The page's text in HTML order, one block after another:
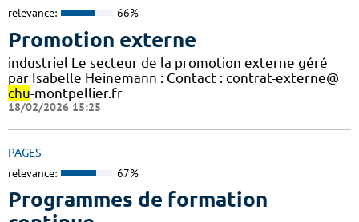
relevance: 66%
Promotion externe
industriel Le secteur de la promotion externe géré
par Isabelle Heinemann : Contact : contrat-externe@
chu-montpellier.fr
18/02/2026 15:25
PAGES
relevance: 67%
Programmes de formation